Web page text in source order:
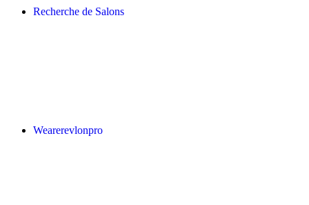
Recherche de Salons
Wearerevlonpro